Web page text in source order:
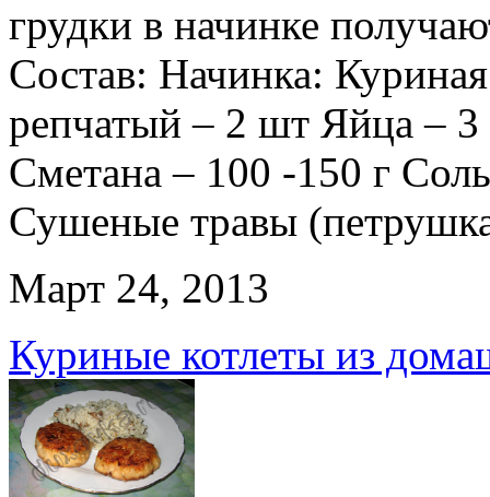
грудки в начинке
Состав: Начинка:
репчатый – 2 шт Яйца –
Сметана – 100 -150 г
Сушеные травы
Март 24, 2013
Куриные котлеты из